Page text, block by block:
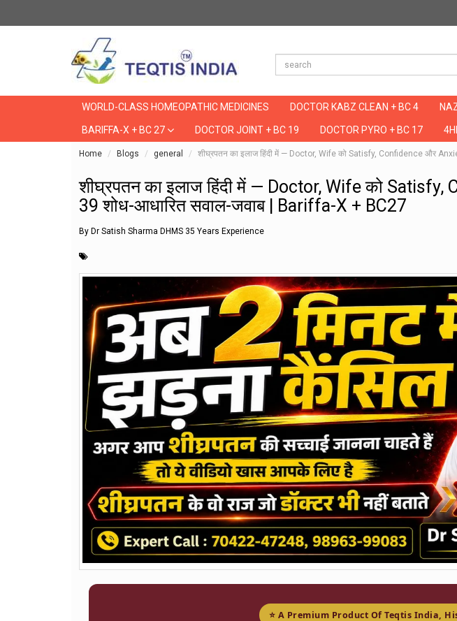
WORLD-CLASS HOMEOPATHIC MEDICINES DOCTOR KABZ CLEAN + BC 4
BARIFFA-X + BC 27 DOCTOR JOINT + BC 19 DOCTOR PYRO + BC 17
Home Blogs general शीघ्रपतन का इलाज हिंदी में — Doctor, Wife को Satisfy, Confidence और
शीघ्रपतन का इलाज हिंदी में — Doctor, Wife को
39 शोध-आधारित सवाल-जवाब | Bariffa-X + BC27
By Dr Satish Sharma DHMS 35 Years Experience
⭐ A Premium Product Of Teqtis India,